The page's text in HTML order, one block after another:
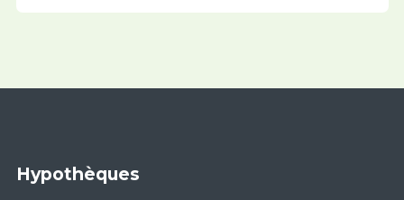
Hypothèques